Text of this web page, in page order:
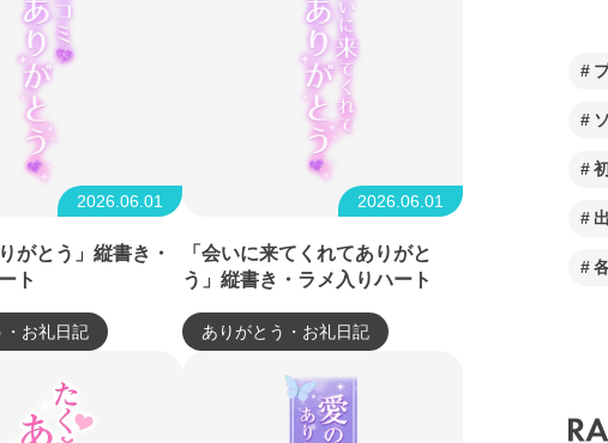
2026.06.01
がとう」縦書き・
ト
・お礼日記
2026.06.01
「会いに来てくれてありがと
う」縦書き・ラメ入りハート
ありがとう・お礼日記